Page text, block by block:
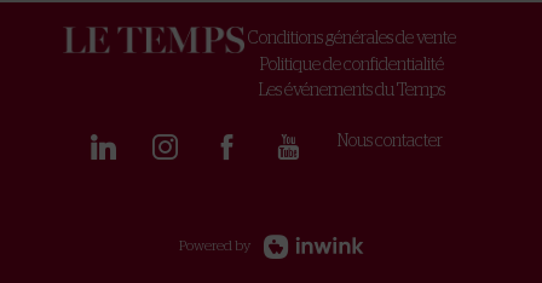
Conditions générales de vente
Politique de confidentialité
Les événements du Temps
Nous contacter
Powered by